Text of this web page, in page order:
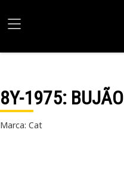
8Y-1975: BUJÃO
Marca: Cat